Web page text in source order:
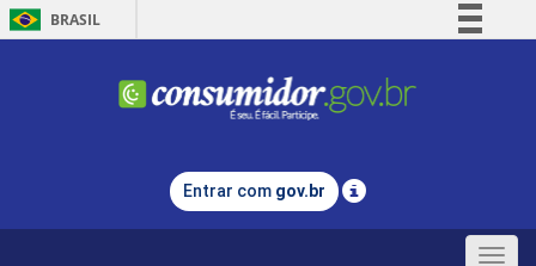
BRASIL
Comunica BR
Legislação
Entrar com gov.br
Toggle